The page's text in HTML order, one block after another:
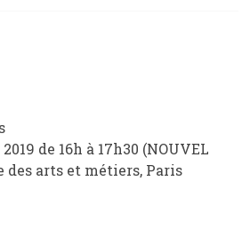
de 16h à 17h30 (NOUVEL
des arts et métiers, Paris